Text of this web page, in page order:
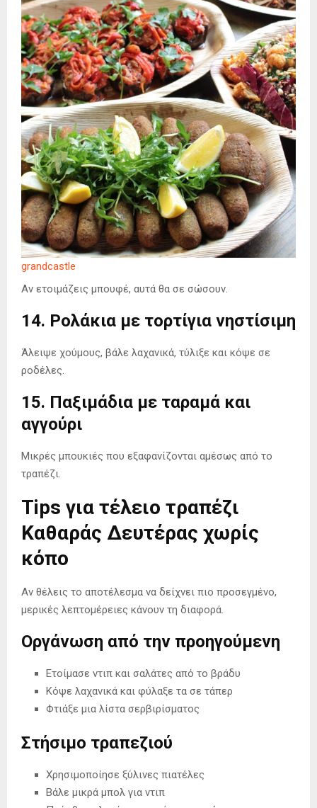
grandcastle
Αν ετοιμάζεις μπουφέ, αυτά θα σε σώσουν.
14. Ρολάκια με τορτίγια νηστίσιμη
Άλειψε χούμους, βάλε λαχανικά, τύλιξε και κόψε σε
ροδέλες.
15. Παξιμάδια με ταραμά και
αγγούρι
Μικρές μπουκιές που εξαφανίζονται αμέσως από το
τραπέζι.
Tips για τέλειο τραπέζι
Καθαράς Δευτέρας χωρίς
κόπο
Αν θέλεις το αποτέλεσμα να δείχνει πιο προσεγμένο,
μερικές λεπτομέρειες κάνουν τη διαφορά.
Οργάνωση από την προηγούμενη
Ετοίμασε ντιπ και σαλάτες από το βράδυ
Κόψε λαχανικά και φύλαξε τα σε τάπερ
Φτιάξε μια λίστα σερβιρίσματος
Στήσιμο τραπεζιού
Χρησιμοποίησε ξύλινες πιατέλες
Βάλε μικρά μπολ για ντιπ